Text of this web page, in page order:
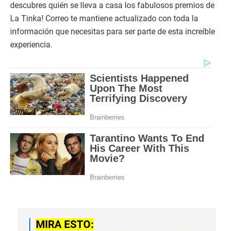
descubres quién se lleva a casa los fabulosos premios de
La Tinka! Correo te mantiene actualizado con toda la
información que necesitas para ser parte de esta increíble
experiencia.
MIRA ESTO: